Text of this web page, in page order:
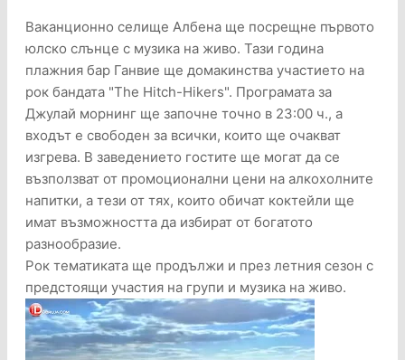
Ваканционно селище Албена ще посрещне първото
юлско слънце с музика на живо. Тази година
плажния бар Ганвие ще домакинства участието на
рок бандата "The Hitch-Hikers". Програмата за
Джулай морнинг ще започне точно в 23:00 ч., а
входът е свободен за всички, които ще очакват
изгрева. В заведението гостите ще могат да се
възползват от промоционални цени на алкохолните
напитки, а тези от тях, които обичат коктейли ще
имат възможността да избират от богатото
разнообразие.
Рок тематиката ще продължи и през летния сезон с
предстоящи участия на групи и музика на живо.